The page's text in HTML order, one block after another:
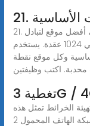
الأساسية
21. محطة الاتصالات الأساسية, المبرمج العربي، أفضل موقع لتبادل
المقالات المبرمج الفني.تعال للعب بميدالية في 1024 عقدة. يستخدم
وكل موقع نقطة
اكتب وظيفتين
الخرائط تمثل هذه
الخريطة تغطية شبكة الهاتف المحمول 2G و 3 G و 4 G و 5 G ل .